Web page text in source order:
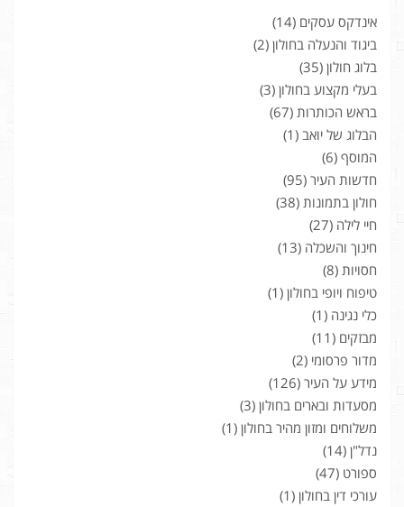
אינדקס עסקים (14)
ביגוד והנעלה בחולון (2)
בלוג חולון (35)
בעלי מקצוע בחולון (3)
בראש הכותרות (67)
הבלוג של יואב (1)
המוסף (6)
חדשות העיר (95)
חולון בתמונות (38)
חיי לילה (27)
חינוך והשכלה (13)
חסויות (8)
טיפוח ויופי בחולון (1)
כלי נגינה (1)
מבזקים (11)
מדור פרסומי (2)
מידע על העיר (126)
מסעדות ובארים בחולון (3)
משלוחים ומזון מהיר בחולון (1)
נדל"ן (14)
ספורט (47)
עורכי דין בחולון (1)